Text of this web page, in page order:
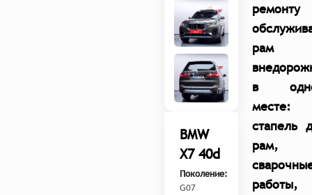
BMW
X7 40d
Поколение:
G07
рам
в
месте:
стапель
рам,
работы,